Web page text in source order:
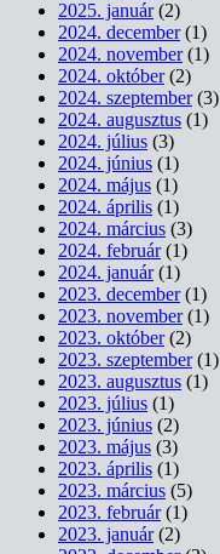
2025. január(2)
2024. december(1)
2024. november(1)
2024. október(2)
2024. szeptember(3)
2024. augusztus (1)
2024. július (3)
2024. június (1)
2024. május (1)
2024. április (1)
2024. március (3)
2024. február(1)
2024. január(1)
2023. december(1)
2023. november(1)
2023. október(2)
2023. szeptember(1)
2023. augusztus (1)
2023. július (1)
2023. június (2)
2023. május (3)
2023. április (1)
2023. március (5)
2023. február(1)
2023. január(2)